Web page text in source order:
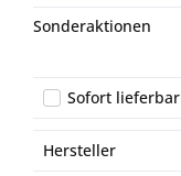
Sonderaktionen
Sofort lieferbar
Hersteller